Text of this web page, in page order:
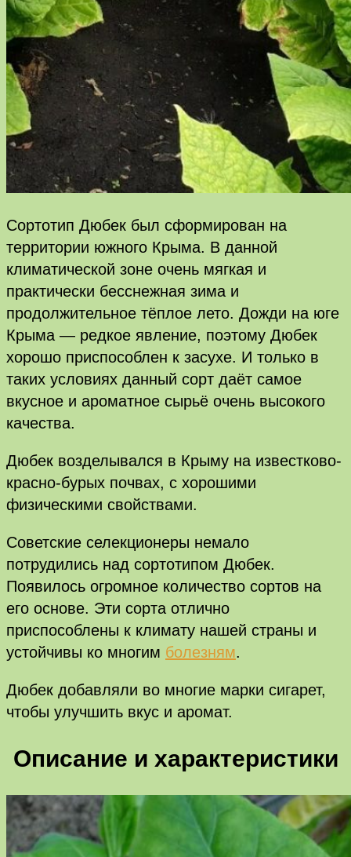
Сортотип Дюбек был сформирован на
территории южного Крыма. В данной
климатической зоне очень мягкая и
практически бесснежная зима и
продолжительное тёплое лето. Дожди на юге
Крыма — редкое явление, поэтому Дюбек
хорошо приспособлен к засухе. И только в
таких условиях данный сорт даёт самое
вкусное и ароматное сырьё очень высокого
качества.
Дюбек возделывался в Крыму на известково-
красно-бурых почвах, с хорошими
физическими свойствами.
Советские селекционеры немало
потрудились над сортотипом Дюбек.
Появилось огромное количество сортов на
его основе. Эти сорта отлично
приспособлены к климату нашей страны и
устойчивы ко многим болезням.
Дюбек добавляли во многие марки сигарет,
чтобы улучшить вкус и аромат.
Описание и характеристики